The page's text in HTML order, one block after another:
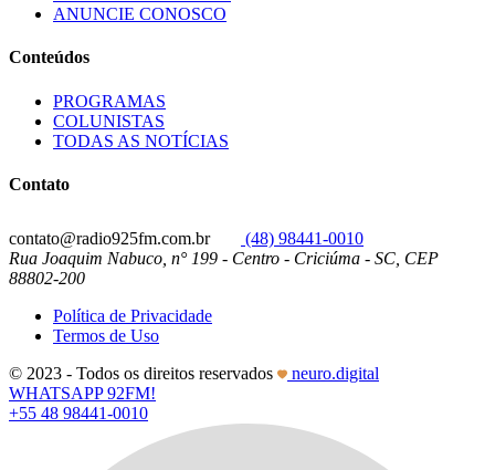
ANUNCIE CONOSCO
Conteúdos
PROGRAMAS
COLUNISTAS
TODAS AS NOTÍCIAS
Contato
contato@radio925fm.com.br
(48) 98441-0010
Rua Joaquim Nabuco, n° 199 - Centro - Criciúma - SC, CEP
88802-200
Política de Privacidade
Termos de Uso
© 2023 - Todos os direitos reservados
neuro.digital
WHATSAPP 92FM!
+55 48 98441-0010